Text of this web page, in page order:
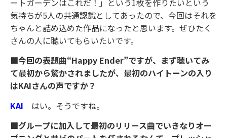
ートガーデンはこれだ！」という1枚を作りたいという
気持ちが5人の共通認識としてあったので、今回はそれを
ちゃんと詰め込めた作品になったと思います。ぜひたく
さんの人に聴いてもらいたいです。
■今回の表題曲“Happy Ender”ですが、まず聴いてみ
て最初から驚かされましたが、最初のハイトーンの入り
はKAIさんの声ですか？
KAI はい。そうですね。
■グループに加入して最初のリリース曲でいきなりオー